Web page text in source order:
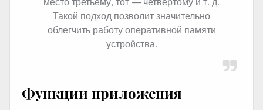
Такой подход позволит значительно
облегчить работу оперативной памяти
устройства.
Функции приложения